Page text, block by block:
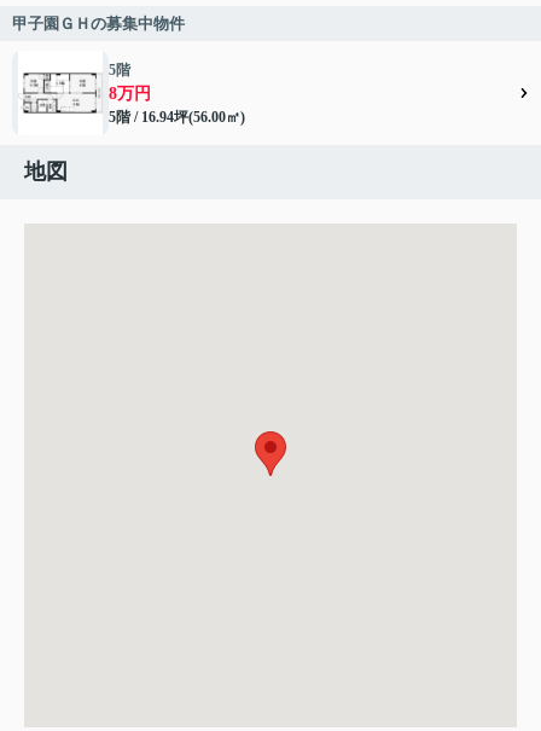
甲子園ＧＨの募集中物件
5階
8万円
5階 / 16.94坪(56.00㎡)
地図